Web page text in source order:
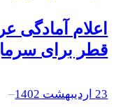
اعلام آمادگی
قطر برای
23 اردیبهشت 1402 –